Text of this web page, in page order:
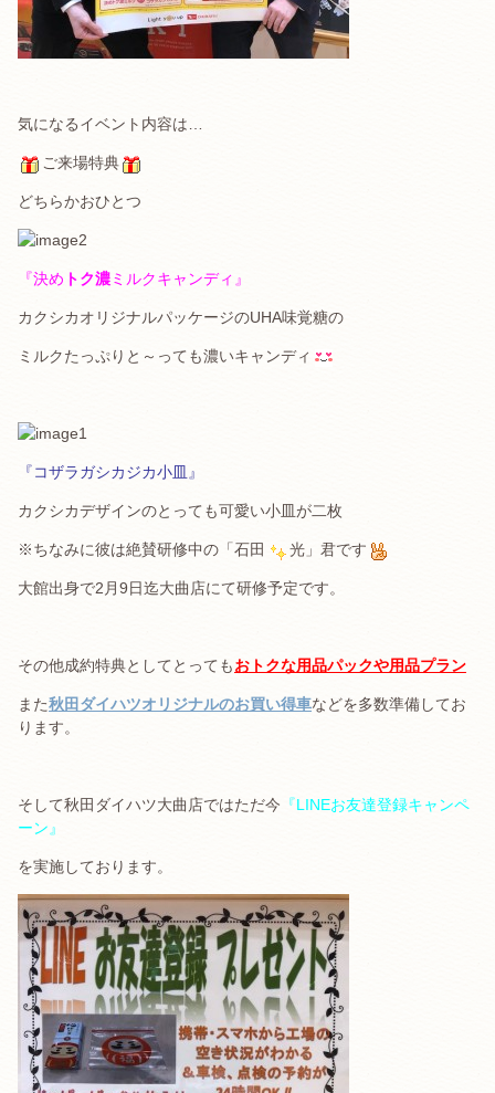
気になるイベント内容は…
ご来場特典
どちらかおひとつ
『決め トク濃ミルクキャンディ』
カクシカオリジナルパッケージのUHA味覚糖の
ミルクたっぷりと～っても濃いキャンディ
『コザラガシカジカ小皿』
カクシカデザインのとっても可愛い小皿が二枚
※ちなみに彼は絶賛研修中の「石田 光」君です
大館出身で2月9日迄大曲店にて研修予定です。
その他成約特典としてとってもおトクな用品パックや用品プラン
また秋田ダイハツオリジナルのお買い得車などを多数準備してお
ります。
そして秋田ダイハツ大曲店ではただ今 『LINEお友達登録キャンペ
ーン』
を実施しております。